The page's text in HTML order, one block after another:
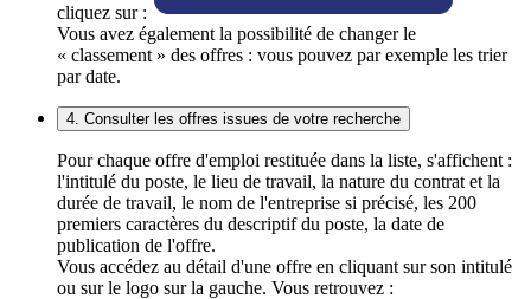
cliquez sur :
Vous avez également la possibilité de changer le
« classement » des offres : vous pouvez par exemple les trier
par date.
4. Consulter les offres issues de votre recherche
Pour chaque offre d'emploi restituée dans la liste, s'affichent :
l'intitulé du poste, le lieu de travail, la nature du contrat et la
durée de travail, le nom de l'entreprise si précisé, les 200
premiers caractères du descriptif du poste, la date de
publication de l'offre.
Vous accédez au détail d'une offre en cliquant sur son intitulé
ou sur le logo sur la gauche. Vous retrouvez :